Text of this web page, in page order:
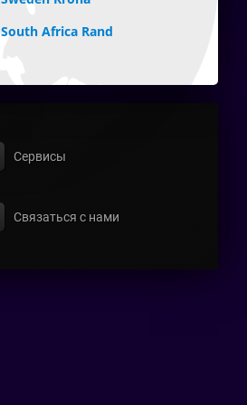
South Africa Rand
Сервисы
Связаться с нами